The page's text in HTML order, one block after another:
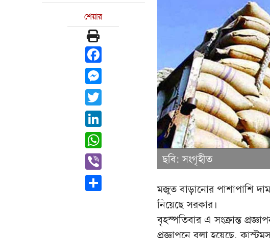
শেয়ার
Facebook
Messenger
Twitter
LinkedIn
WhatsApp
Viber
Share
ছবি: সংগৃহীত
মজুত বাড়ানোর পাশাপাশি
নিয়েছে সরকার।
বৃহস্পতিবার এ সংক্রান্ত
প্রজ্ঞাপনে বলা হয়েছে,